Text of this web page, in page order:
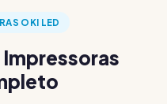
OKI LED
Impressoras